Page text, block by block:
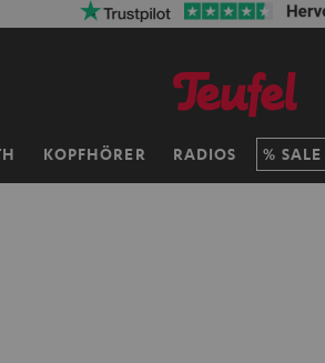
KOPFHÖRER RADIOS SALE